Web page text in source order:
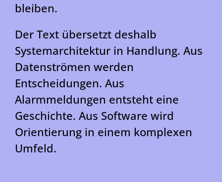
bleiben.
Der Text übersetzt deshalb
Systemarchitektur in Handlung. Aus
Datenströmen werden
Entscheidungen. Aus
Alarmmeldungen entsteht eine
Geschichte. Aus Software wird
Orientierung in einem komplexen
Umfeld.